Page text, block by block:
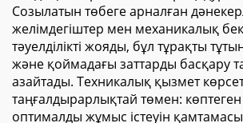
Созылатын төбеге арналған
желімдегіштер мен механикалық
тәуелділікті жояды, бұл тұрақты
және қоймадағы заттарды басқару
азайтады. Техникалық қызмет
таңғалдырарлықтай төмен:
оптималды жұмыс істеуін